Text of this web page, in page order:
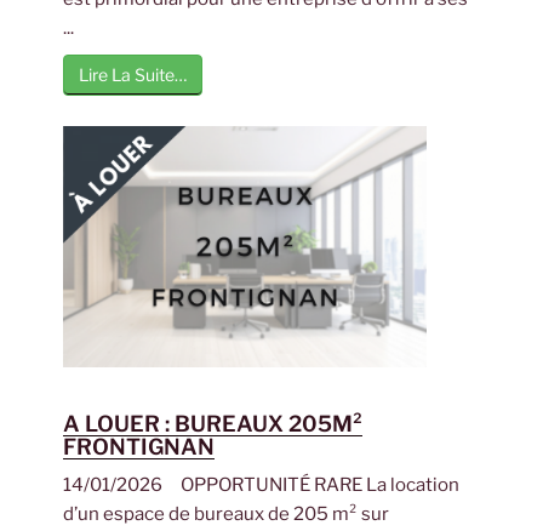
...
Lire La Suite…
A LOUER : BUREAUX 205M²
FRONTIGNAN
14/01/2026 OPPORTUNITÉ RARE La location
d’un espace de bureaux de 205 m² sur